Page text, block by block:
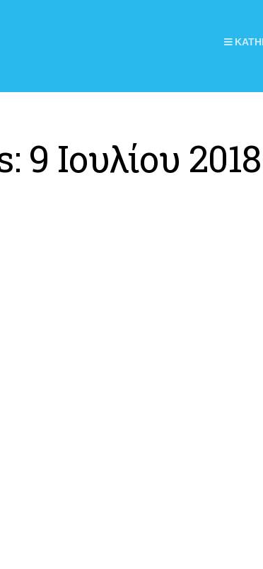
9 Ιουλίου 2018